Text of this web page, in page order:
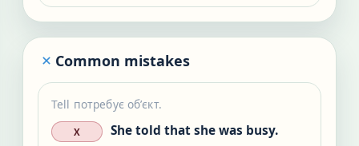
Common mistakes
Tell потребує обʼєкт.
X She told that she was busy.